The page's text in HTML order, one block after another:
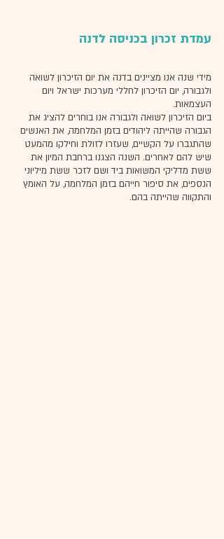
עמדת זכרון בכניסה לדנה
מידי שנה אנו מציינים בדנה את יום הזיכרון לשואה
ולגבורה, יום הזיכרון לחללי מערכות ישראל ויום
העצמאות.
ביום הזיכרון לשואה ולגבורה אנו בוחרים להציג את
הגבורה שהייתה ליהודים בזמן המלחמה, את האנשים
שהתגברו על הקשיים, שעזרו לזולת וחילקו מהמעט
שיש להם לאחרים. השנה הצגנו ברחבת המיון את
ששת מדליקי המשואות ביד ושם לזכר ששת מיליוני
הנספים, את סיפור חייהם בזמן המלחמה, על האומץ
והתקווה שהייתה בהם.